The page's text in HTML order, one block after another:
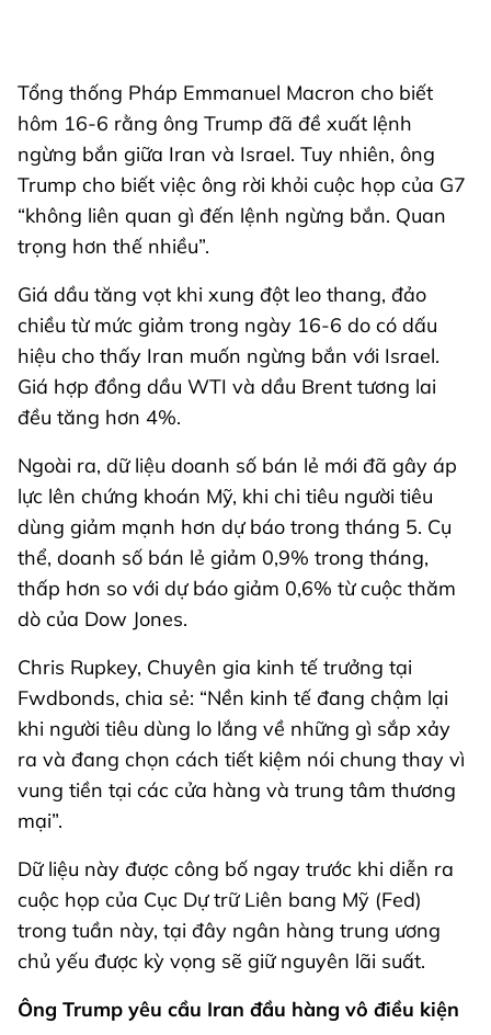
Tổng thống Pháp Emmanuel Macron cho biết
hôm 16-6 rằng ông Trump đã đề xuất lệnh
ngừng bắn giữa Iran và Israel. Tuy nhiên, ông
Trump cho biết việc ông rời khỏi cuộc họp của G7
“không liên quan gì đến lệnh ngừng bắn. Quan
trọng hơn thế nhiều”.
Giá dầu tăng vọt khi xung đột leo thang, đảo
chiều từ mức giảm trong ngày 16-6 do có dấu
hiệu cho thấy Iran muốn ngừng bắn với Israel.
Giá hợp đồng dầu WTI và dầu Brent tương lai
đều tăng hơn 4%.
Ngoài ra, dữ liệu doanh số bán lẻ mới đã gây áp
lực lên chứng khoán Mỹ, khi chi tiêu người tiêu
dùng giảm mạnh hơn dự báo trong tháng 5. Cụ
thể, doanh số bán lẻ giảm 0,9% trong tháng,
thấp hơn so với dự báo giảm 0,6% từ cuộc thăm
dò của Dow Jones.
Chris Rupkey, Chuyên gia kinh tế trưởng tại
Fwdbonds, chia sẻ: “Nền kinh tế đang chậm lại
khi người tiêu dùng lo lắng về những gì sắp xảy
ra và đang chọn cách tiết kiệm nói chung thay vì
vung tiền tại các cửa hàng và trung tâm thương
mại”.
Dữ liệu này được công bố ngay trước khi diễn ra
cuộc họp của Cục Dự trữ Liên bang Mỹ (Fed)
trong tuần này, tại đây ngân hàng trung ương
chủ yếu được kỳ vọng sẽ giữ nguyên lãi suất.
Ông Trump yêu cầu Iran đầu hàng vô điều kiện